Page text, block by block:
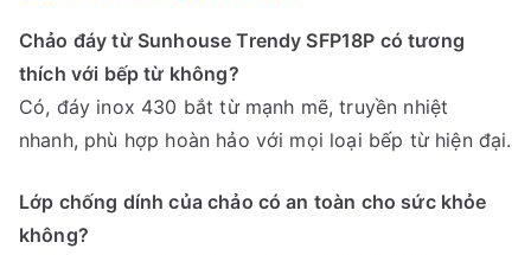
Chảo đáy từ Sunhouse Trendy SFP18P có tương
thích với bếp từ không?
Có, đáy inox 430 bắt từ mạnh mẽ, truyền nhiệt
nhanh, phù hợp hoàn hảo với mọi loại bếp từ hiện đại.
Lớp chống dính của chảo có an toàn cho sức khỏe
không?